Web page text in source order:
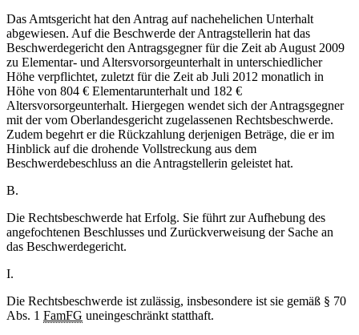
Das Amtsgericht hat den Antrag auf nachehelichen Unterhalt
abgewiesen. Auf die Beschwerde der Antragstellerin hat das
Beschwerdegericht den Antragsgegner für die Zeit ab August 2009
zu Elementar- und Altersvorsorgeunterhalt in unterschiedlicher
Höhe verpflichtet, zuletzt für die Zeit ab Juli 2012 monatlich in
Höhe von 804 € Elementarunterhalt und 182 €
Altersvorsorgeunterhalt. Hiergegen wendet sich der Antragsgegner
mit der vom Oberlandesgericht zugelassenen Rechtsbeschwerde.
Zudem begehrt er die Rückzahlung derjenigen Beträge, die er im
Hinblick auf die drohende Vollstreckung aus dem
Beschwerdebeschluss an die Antragstellerin geleistet hat.
B.
Die Rechtsbeschwerde hat Erfolg. Sie führt zur Aufhebung des
angefochtenen Beschlusses und Zurückverweisung der Sache an
das Beschwerdegericht.
I.
Die Rechtsbeschwerde ist zulässig, insbesondere ist sie gemäß § 70
Abs. 1 FamFG uneingeschränkt statthaft.